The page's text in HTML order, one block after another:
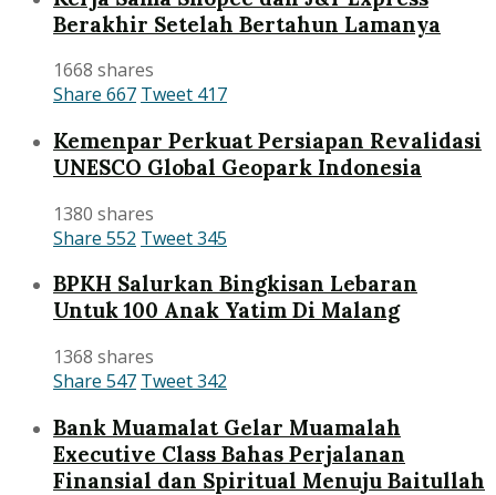
Berakhir Setelah Bertahun Lamanya
1668 shares
Share 667 Tweet 417
Kemenpar Perkuat Persiapan Revalidasi
UNESCO Global Geopark Indonesia
1380 shares
Share 552 Tweet345
BPKH Salurkan Bingkisan Lebaran
Untuk 100 Anak Yatim Di Malang
1368 shares
Share 547 Tweet342
Bank Muamalat Gelar Muamalah
Executive Class Bahas Perjalanan
Finansial dan Spiritual Menuju Baitullah